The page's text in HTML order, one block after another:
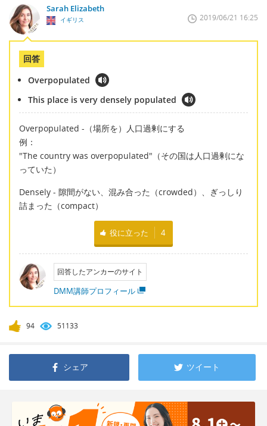
Sarah Elizabeth
イギリス 2019/06/21 16:25
回答
Overpopulated
This place is very densely populated
Overpopulated -（場所を）人口過剰にする
例：
"The country was overpopulated"（その国は人口過剰にな
っていた）
Densely - 隙間がない、混み合った（crowded）、ぎっしり
詰まった（compact）
役に立った 4
回答したアンカーのサイト
DMM講師プロフィール
94 51133
シェア ツイート